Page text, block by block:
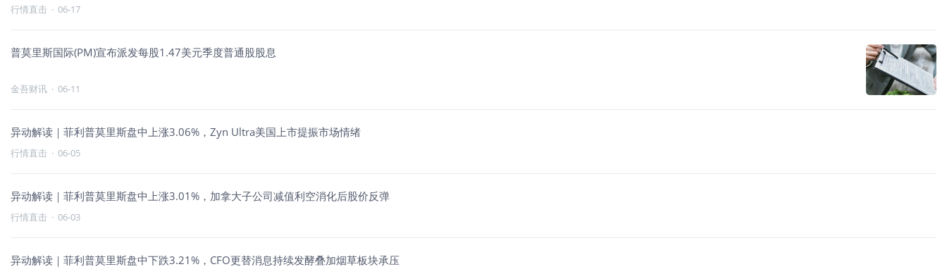
行情直击 · 06-17
普莫里斯国际(PM)宣布派发每股1.47美元季度普通股股息
金吾财讯 · 06-11
异动解读｜菲利普莫里斯盘中上涨3.06%，Zyn Ultra美国上市提振市场情绪
行情直击 · 06-05
异动解读｜菲利普莫里斯盘中上涨3.01%，加拿大子公司减值利空消化后股价反弹
行情直击 · 06-03
异动解读｜菲利普莫里斯盘中下跌3.21%，CFO更替消息持续发酵叠加烟草板块承压